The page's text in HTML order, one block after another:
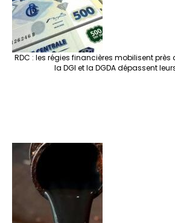
RDC : les régies financières mobilisent près
la DGI et la DGDA dépassent